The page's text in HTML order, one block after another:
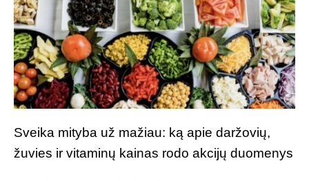
Sveika mityba už mažiau: ką apie daržovių,
žuvies ir vitaminų kainas rodo akcijų duomenys